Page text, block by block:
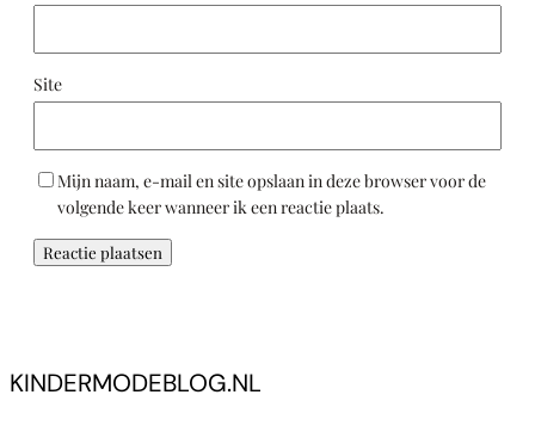
Site
Mijn naam, e-mail en site opslaan in deze browser voor de
volgende keer wanneer ik een reactie plaats.
KINDERMODEBLOG.NL